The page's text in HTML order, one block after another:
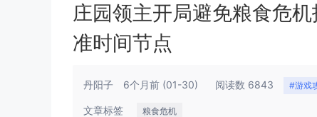
庄园领主开局避免粮食危
准时间节点
丹阳子 6个月前 (01-30) 阅读数 6843 #游戏
文章标签 粮食危机